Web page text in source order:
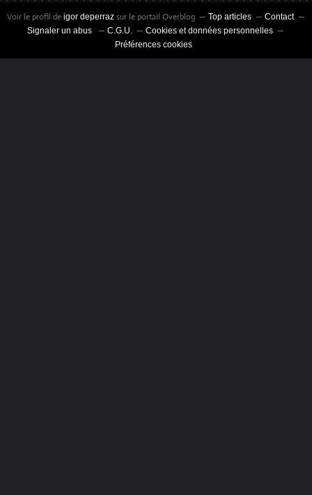
Voir le profil de igor deperraz sur le portail Overblog Top articles
Contact
Signaler un abus
C.G.U.
Cookies et données personnelles
Préférences cookies